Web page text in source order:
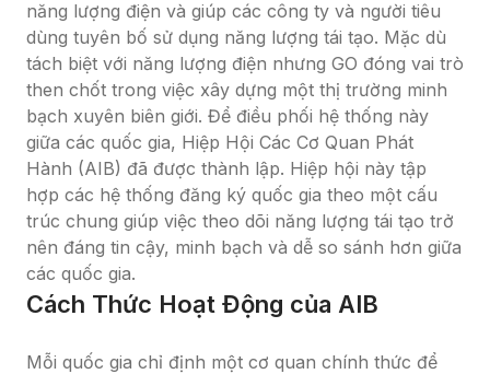
năng lượng điện và giúp các công ty và người tiêu
dùng tuyên bố sử dụng năng lượng tái tạo. Mặc dù
tách biệt với năng lượng điện nhưng GO đóng vai trò
then chốt trong việc xây dựng một thị trường minh
bạch xuyên biên giới. Để điều phối hệ thống này
giữa các quốc gia, Hiệp Hội Các Cơ Quan Phát
Hành (AIB) đã được thành lập. Hiệp hội này tập
hợp các hệ thống đăng ký quốc gia theo một cấu
trúc chung giúp việc theo dõi năng lượng tái tạo trở
nên đáng tin cậy, minh bạch và dễ so sánh hơn giữa
các quốc gia.
Cách Thức Hoạt Động của AIB
Mỗi quốc gia chỉ định một cơ quan chính thức để